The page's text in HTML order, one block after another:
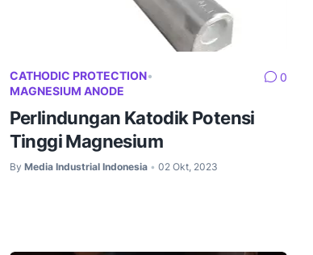
CATHODIC PROTECTION•
MAGNESIUM ANODE
0
Perlindungan Katodik Potensi
Tinggi Magnesium
By Media Industrial Indonesia • 02 Okt, 2023